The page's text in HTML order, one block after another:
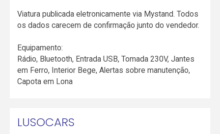
Viatura publicada eletronicamente via Mystand. Todos
os dados carecem de confirmação junto do vendedor.
Equipamento:
Rádio, Bluetooth, Entrada USB, Tomada 230V, Jantes
em Ferro, Interior Bege, Alertas sobre manutenção,
Capota em Lona
LUSOCARS